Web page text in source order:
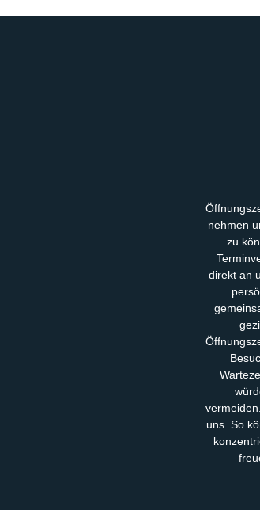
nehmen
zu
direkt an
uns. So